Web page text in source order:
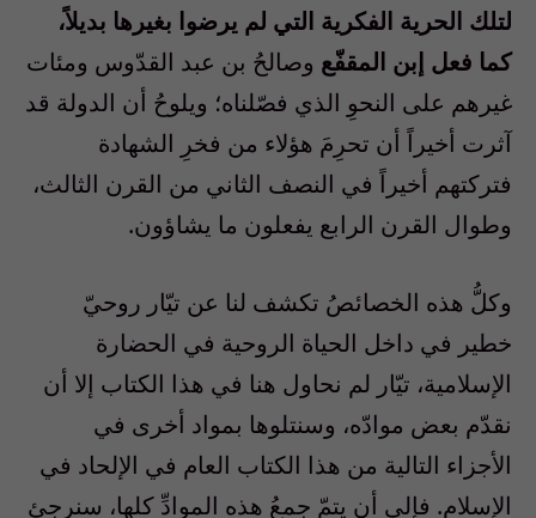
لتلك الحرية الفكرية التي لم يرضوا بغيرها بديلاً،
كما فعل إبن المقفّع وصالحُ بن عبد القدّوس ومئات
غيرهم على النحوِ الذي فصّلناه؛ ويلوحُ أن الدولة قد
آثرت أخيراً أن تحرِمَ هؤلاء من فخرِ الشهادة
فتركتهم أخيراً في النصف الثاني من القرن الثالث،
وطوال القرن الرابع يفعلون ما يشاؤون.
وكلُّ هذه الخصائصُ تكشف لنا عن تيّار روحيّ
خطير في داخل الحياة الروحية في الحضارة
الإسلامية، تيّار لم نحاول هنا في هذا الكتاب إلا أن
نقدّم بعض موادّه، وسنتلوها بمواد أخرى في
الأجزاء التالية من هذا الكتاب العام في الإلحاد في
الإسلام. فإلى أن يتمّ جمعُ هذه الموادِّ كلها، سنرجئ